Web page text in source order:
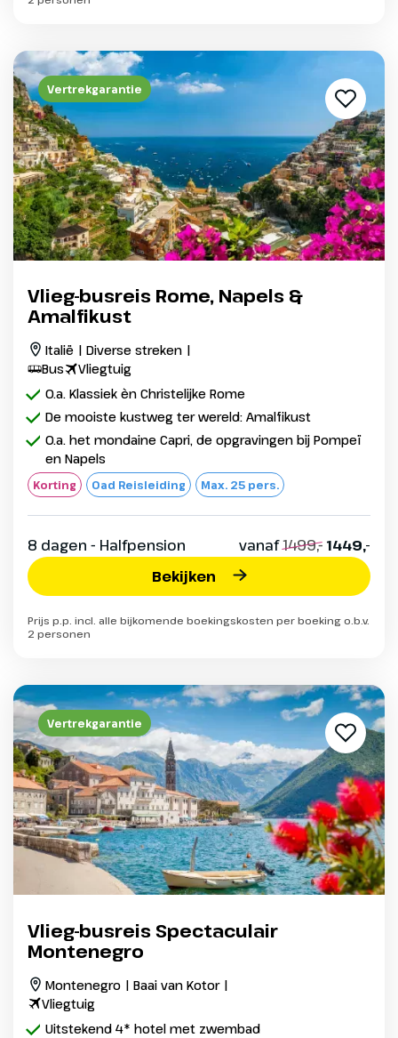
Vertrekgarantie
Vlieg-busreis Rome, Napels &
Amalfikust
Italië | Diverse streken |
Bus
Vliegtuig
O.a. Klassiek èn Christelijke Rome
De mooiste kustweg ter wereld: Amalfikust
O.a. het mondaine Capri, de opgravingen bij Pompeï
en Napels
Korting Oad Reisleiding Max. 25 pers.
8 dagen - Halfpension vanaf1499,- 1449,-
Bekijken
Prijs p.p. incl. alle bijkomende boekingskosten per boeking o.b.v.
2 personen
Vertrekgarantie
Vlieg-busreis Spectaculair
Montenegro
Montenegro | Baai van Kotor |
Vliegtuig
Uitstekend 4* hotel met zwembad